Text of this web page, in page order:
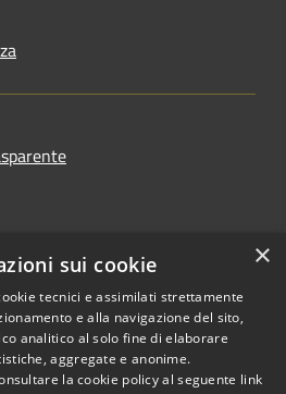
Copyright © 2026 • Comune di
×
sui cookie
tecnici e assimilati strettamente
e alla navigazione del sito,
analitico al solo fine di elaborare
aggregate e anonime.
la cookie policy al seguente link